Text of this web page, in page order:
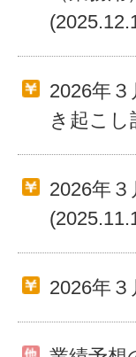
2026年
き起こし
2026年
2026年